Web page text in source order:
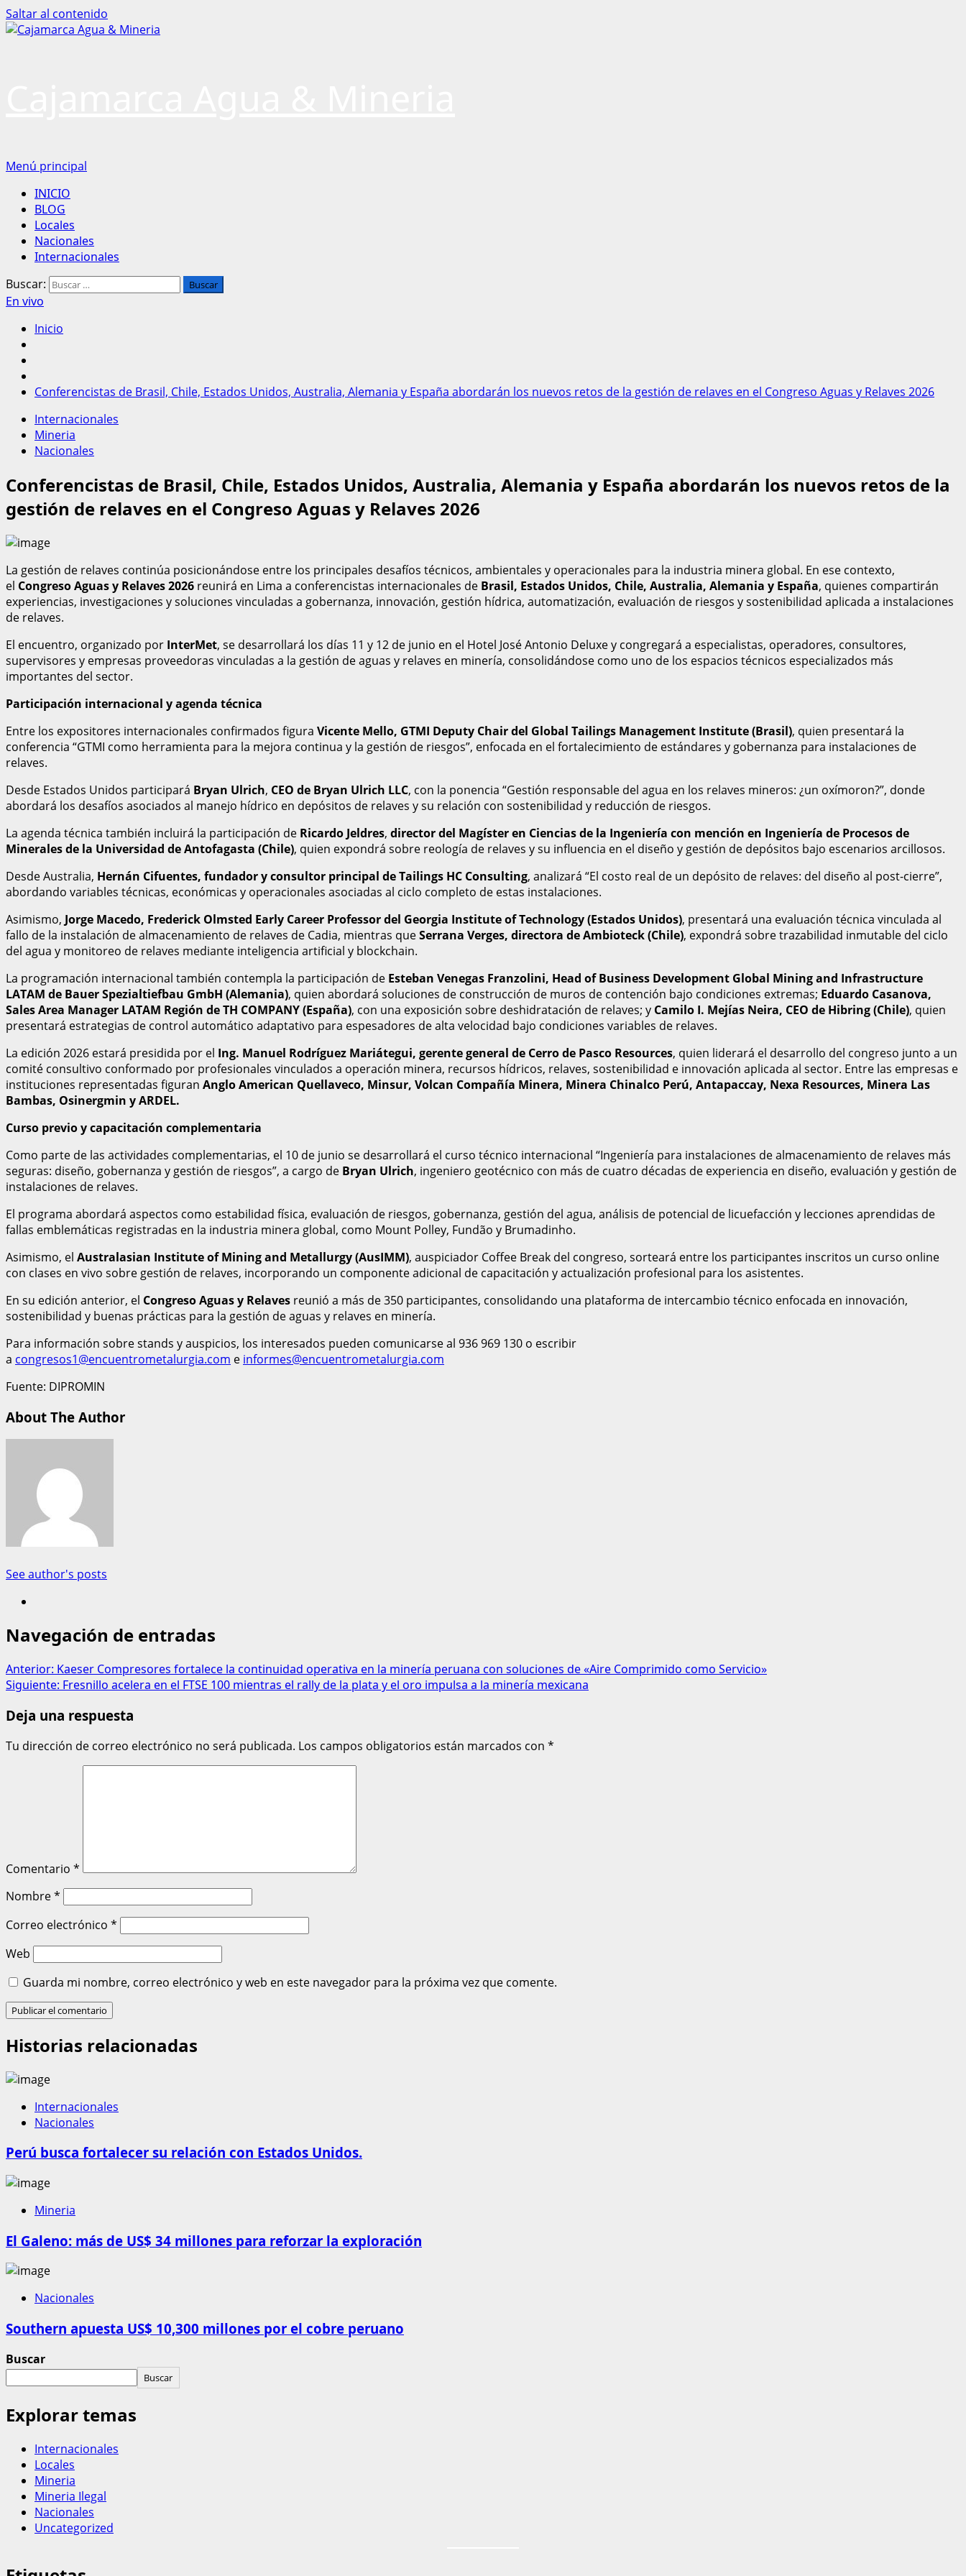
Saltar al contenido
Menú principal
INICIO
BLOG
Locales
Nacionales
Internacionales
Buscar:
En vivo
Inicio
Conferencistas de Brasil, Chile, Estados Unidos, Australia, Alemania y España abordarán los nuevos retos de la gestión de relaves en el Congreso Aguas y Relaves 2026
Internacionales
Mineria
Nacionales
Conferencistas de Brasil, Chile, Estados Unidos, Australia, Alemania y España abordarán los nuevos retos de la
gestión de relaves en el Congreso Aguas y Relaves 2026
La gestión de relaves continúa posicionándose entre los principales desafíos técnicos, ambientales y operacionales para la industria minera global. En ese contexto,
el Congreso Aguas y Relaves 2026 reunirá en Lima a conferencistas internacionales de Brasil, Estados Unidos, Chile, Australia, Alemania y España, quienes compartirán
experiencias, investigaciones y soluciones vinculadas a gobernanza, innovación, gestión hídrica, automatización, evaluación de riesgos y sostenibilidad aplicada a instalaciones
de relaves.
El encuentro, organizado por InterMet, se desarrollará los días 11 y 12 de junio en el Hotel José Antonio Deluxe y congregará a especialistas, operadores, consultores,
supervisores y empresas proveedoras vinculadas a la gestión de aguas y relaves en minería, consolidándose como uno de los espacios técnicos especializados más
importantes del sector.
Participación internacional y agenda técnica
Entre los expositores internacionales confirmados figura Vicente Mello, GTMI Deputy Chair del Global Tailings Management Institute (Brasil), quien presentará la
conferencia “GTMI como herramienta para la mejora continua y la gestión de riesgos”, enfocada en el fortalecimiento de estándares y gobernanza para instalaciones de
relaves.
Desde Estados Unidos participará Bryan Ulrich, CEO de Bryan Ulrich LLC, con la ponencia “Gestión responsable del agua en los relaves mineros: ¿un oxímoron?”, donde
abordará los desafíos asociados al manejo hídrico en depósitos de relaves y su relación con sostenibilidad y reducción de riesgos.
La agenda técnica también incluirá la participación de Ricardo Jeldres, director del Magíster en Ciencias de la Ingeniería con mención en Ingeniería de Procesos de
Minerales de la Universidad de Antofagasta (Chile), quien expondrá sobre reología de relaves y su influencia en el diseño y gestión de depósitos bajo escenarios arcillosos.
Desde Australia, Hernán Cifuentes, fundador y consultor principal de Tailings HC Consulting, analizará “El costo real de un depósito de relaves: del diseño al post-cierre”,
abordando variables técnicas, económicas y operacionales asociadas al ciclo completo de estas instalaciones.
Asimismo, Jorge Macedo, Frederick Olmsted Early Career Professor del Georgia Institute of Technology (Estados Unidos), presentará una evaluación técnica vinculada al
fallo de la instalación de almacenamiento de relaves de Cadia, mientras queSerrana Verges, directora de Ambioteck (Chile), expondrá sobre trazabilidad inmutable del ciclo
del agua y monitoreo de relaves mediante inteligencia artificial y blockchain.
La programación internacional también contempla la participación de Esteban Venegas Franzolini, Head of Business Development Global Mining and Infrastructure
LATAM de Bauer Spezialtiefbau GmbH (Alemania), quien abordará soluciones de construcción de muros de contención bajo condiciones extremas; Eduardo Casanova,
Sales Area Manager LATAM Región de TH COMPANY (España), con una exposición sobre deshidratación de relaves; y Camilo I. Mejías Neira, CEO de Hibring (Chile), quien
presentará estrategias de control automático adaptativo para espesadores de alta velocidad bajo condiciones variables de relaves.
La edición 2026 estará presidida por el Ing. Manuel Rodríguez Mariátegui, gerente general de Cerro de Pasco Resources, quien liderará el desarrollo del congreso junto a un
comité consultivo conformado por profesionales vinculados a operación minera, recursos hídricos, relaves, sostenibilidad e innovación aplicada al sector. Entre las empresas e
instituciones representadas figuran Anglo American Quellaveco, Minsur, Volcan Compañía Minera, Minera Chinalco Perú, Antapaccay, Nexa Resources, Minera Las
Bambas, Osinergmin y ARDEL.
Curso previo y capacitación complementaria
Como parte de las actividades complementarias, el 10 de junio se desarrollará el curso técnico internacional “Ingeniería para instalaciones de almacenamiento de relaves más
seguras: diseño, gobernanza y gestión de riesgos”, a cargo de Bryan Ulrich, ingeniero geotécnico con más de cuatro décadas de experiencia en diseño, evaluación y gestión de
instalaciones de relaves.
El programa abordará aspectos como estabilidad física, evaluación de riesgos, gobernanza, gestión del agua, análisis de potencial de licuefacción y lecciones aprendidas de
fallas emblemáticas registradas en la industria minera global, como Mount Polley, Fundão y Brumadinho.
Asimismo, el Australasian Institute of Mining and Metallurgy (AusIMM), auspiciador Coffee Break del congreso, sorteará entre los participantes inscritos un curso online
con clases en vivo sobre gestión de relaves, incorporando un componente adicional de capacitación y actualización profesional para los asistentes.
En su edición anterior, el Congreso Aguas y Relaves reunió a más de 350 participantes, consolidando una plataforma de intercambio técnico enfocada en innovación,
sostenibilidad y buenas prácticas para la gestión de aguas y relaves en minería.
Para información sobre stands y auspicios, los interesados pueden comunicarse al 936 969 130 o escribir
a congresos1@encuentrometalurgia.com e informes@encuentrometalurgia.com
Fuente: DIPROMIN
About The Author
See author's posts
Navegación de entradas
Anterior: Kaeser Compresores fortalece la continuidad operativa en la minería peruana con soluciones de «Aire Comprimido como Servicio»
Siguiente: Fresnillo acelera en el FTSE 100 mientras el rally de la plata y el oro impulsa a la minería mexicana
Deja una respuesta
Tu dirección de correo electrónico no será publicada. Los campos obligatorios están marcados con *
Comentario *
Nombre*
Correo electrónico *
Web
Guarda mi nombre, correo electrónico y web en este navegador para la próxima vez que comente.
Historias relacionadas
Internacionales
Nacionales
Perú busca fortalecer su relación con Estados Unidos.
Mineria
El Galeno: más de US$ 34 millones para reforzar la exploración
Nacionales
Southern apuesta US$ 10,300 millones por el cobre peruano
Buscar
Buscar
Explorar temas
Internacionales
Locales
Mineria
Mineria Ilegal
Nacionales
Uncategorized